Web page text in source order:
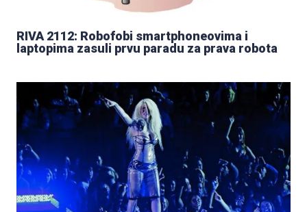
RIVA 2112: Robofobi smartphoneovima i
laptopima zasuli prvu paradu za prava robota